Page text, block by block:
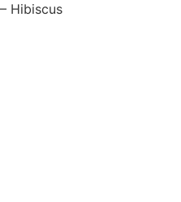
– Hibiscus